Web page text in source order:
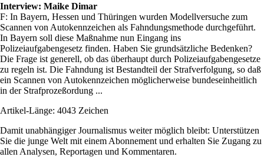
Interview: Maike Dimar
F: In Bayern, Hessen und Thüringen wurden Modellversuche zum
Scannen von Autokennzeichen als Fahndungsmethode durchgeführt.
In Bayern soll diese Maßnahme nun Eingang ins
Polizeiaufgabengesetz finden. Haben Sie grundsätzliche Bedenken?
Die Frage ist generell, ob das überhaupt durch Polizeiaufgabengesetze
zu regeln ist. Die Fahndung ist Bestandteil der Strafverfolgung, so daß
ein Scannen von Autokennzeichen möglicherweise bundeseinheitlich
in der Strafprozeßordung ...
Artikel-Länge: 4043 Zeichen
Damit unabhängiger Journalismus weiter möglich bleibt: Unterstützen
Sie die junge Welt mit einem Abonnement und erhalten Sie Zugang zu
allen Analysen, Reportagen und Kommentaren.